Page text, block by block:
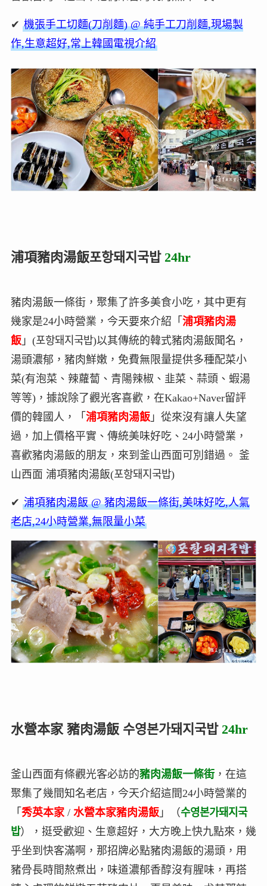
✔ 機張手工切麵(刀削麵) @ 純手工刀削麵,現場製
作,生意超好,常上韓國電視介紹
浦項豬肉湯飯포항돼지국밥 24hr
豬肉湯飯一條街，聚集了許多美食小吃，其中更有
幾家是24小時營業，今天要來介紹「 浦項豬肉湯
飯」(포항돼지국밥)以其傳統的韓式豬肉湯飯聞名，
湯頭濃郁，豬肉鮮嫩，免費無限量提供多種配菜小
菜(有泡菜、辣蘿蔔、青陽辣椒、韭菜、蒜頭、蝦湯
等等)，據說除了觀光客喜歡，在Kakao+Naver留評
價的韓國人，「 浦項豬肉湯飯」從來沒有讓人失望
過，加上價格平實、傳統美味好吃、24小時營業，
喜歡豬肉湯飯的朋友，來到釜山西面可別錯過。 釜
山西面 浦項豬肉湯飯(포항돼지국밥)
✔ 浦項豬肉湯飯 @ 豬肉湯飯一條街,美味好吃,人氣
老店,24小時營業,無限量小菜
水營本家 豬肉湯飯 수영본가돼지국밥 24hr
釜山西面有條觀光客必訪的豬肉湯飯一條街，在這
聚集了幾間知名老店，今天介紹這間24小時營業的
「 秀英本家 / 水營本家豬肉湯飯」（수영본가돼지국
밥），挺受歡迎、生意超好，大方晚上快九點來，幾
乎坐到快客滿啊，那招牌必點豬肉湯飯的湯頭，用
豬骨長時間熬煮出，味道濃郁香醇沒有腥味，再搭